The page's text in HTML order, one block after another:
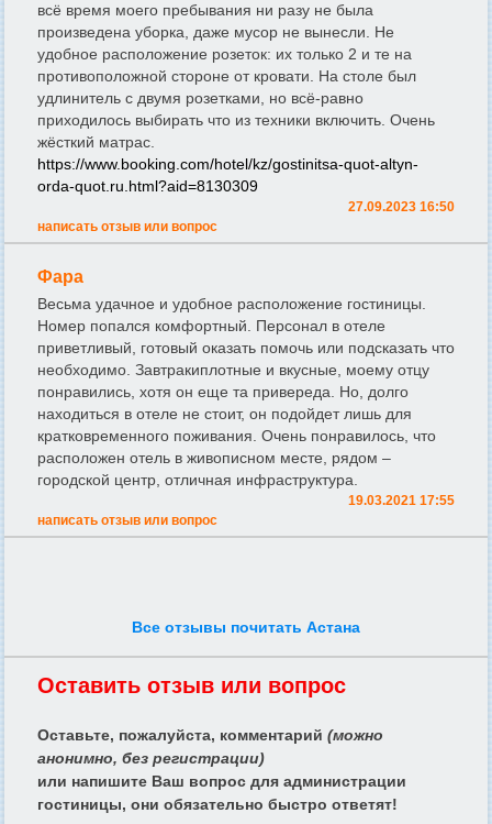
всё время моего пребывания ни разу не была
произведена уборка, даже мусор не вынесли. Не
удобное расположение розеток: их только 2 и те на
противоположной стороне от кровати. На столе был
удлинитель с двумя розетками, но всё-равно
приходилось выбирать что из техники включить. Очень
жёсткий матрас.
https://www.booking.com/hotel/kz/gostinitsa-quot-altyn-
orda-quot.ru.html?aid=8130309
27.09.2023 16:50
написать отзыв или вопрос
Фара
Весьма удачное и удобное расположение гостиницы.
Номер попался комфортный. Персонал в отеле
приветливый, готовый оказать помочь или подсказать что
необходимо. Завтракиплотные и вкусные, моему отцу
понравились, хотя он еще та привереда. Но, долго
находиться в отеле не стоит, он подойдет лишь для
кратковременного поживания. Очень понравилось, что
расположен отель в живописном месте, рядом –
городской центр, отличная инфраструктура.
19.03.2021 17:55
написать отзыв или вопрос
Все отзывы почитать Астана
Оставить отзыв или вопрос
Оставьте, пожалуйста, комментарий (можно
анонимно, без регистрации)
или напишите Ваш вопрос для администрации
гостиницы, они обязательно быстро ответят!